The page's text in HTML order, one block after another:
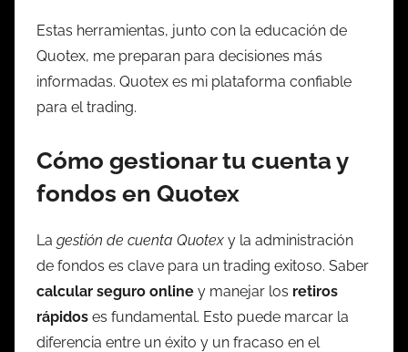
Estas herramientas, junto con la educación de
Quotex, me preparan para decisiones más
informadas. Quotex es mi plataforma confiable
para el trading.
Cómo gestionar tu cuenta y
fondos en Quotex
La gestión de cuenta Quotex y la administración
de fondos es clave para un trading exitoso. Saber
calcular seguro online y manejar los retiros
rápidos es fundamental. Esto puede marcar la
diferencia entre un éxito y un fracaso en el